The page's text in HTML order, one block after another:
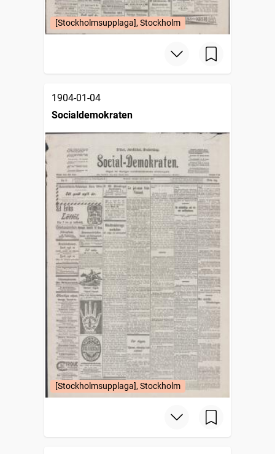
[Stockholmsupplaga], Stockholm
1904-01-04
Socialdemokraten
[Stockholmsupplaga], Stockholm